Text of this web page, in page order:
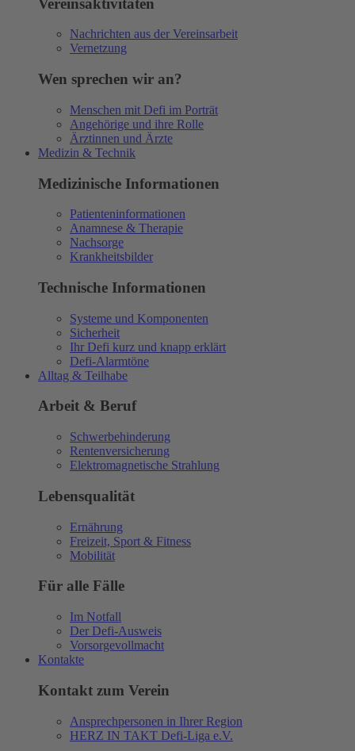
Vereinsaktivitäten
Nachrichten aus der Vereinsarbeit
Vernetzung
Wen sprechen wir an?
Menschen mit Defi im Porträt
Angehörige und ihre Rolle
Ärztinnen und Ärzte
Medizin & Technik
Medizinische Informationen
Patienteninformationen
Anamnese & Therapie
Nachsorge
Krankheitsbilder
Technische Informationen
Systeme und Komponenten
Sicherheit
Ihr Defi kurz und knapp erklärt
Defi-Alarmtöne
Alltag & Teilhabe
Arbeit & Beruf
Schwerbehinderung
Rentenversicherung
Elektromagnetische Strahlung
Lebensqualität
Ernährung
Freizeit, Sport & Fitness
Mobilität
Für alle Fälle
Im Notfall
Der Defi-Ausweis
Vorsorgevollmacht
Kontakte
Kontakt zum Verein
Ansprechpersonen in Ihrer Region
HERZ IN TAKT Defi-Liga e.V.